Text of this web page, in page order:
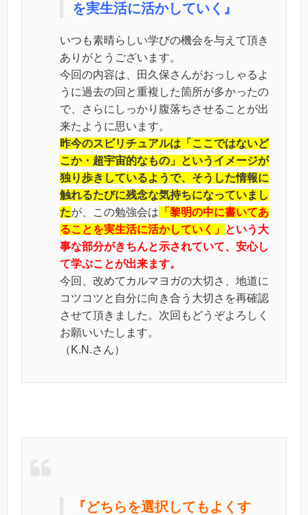
を実生活に活かしていく』
いつも素晴らしい学びの機会を与えて頂き
ありがとうございます。
今回の内容は、田久保さんがおっしゃるよ
うに過去の回と重複した箇所が多かったの
で、さらにしっかり腹落ちさせることが出
来たように思います。
昨今のスピリチュアルは「ここではないど
こか・超宇宙的なもの」というイメージが
独り歩きしているようで、そうした情報に
触れるたびに残念な気持ちになっていまし
たが、この勉強会は 「黎明の中に書いてあ
ることを実生活に活かしていく」 という大
事な部分がきちんと示されていて、安心し
て学ぶことが出来ます。
今回、改めてカルマヨガの大切さ、地道に
コツコツと自分に向き合う大切さを再確認
させて頂きました。次回もどうぞよろしく
お願いいたします。
（K.N.さん）
『どちらを選択してもよくす